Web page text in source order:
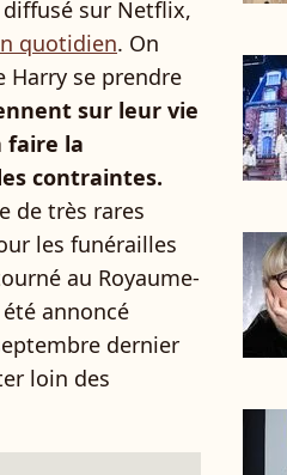
sur Netflix,
quotidien. On
Harry se prendre
sur leur vie
faire la
contraintes.
de très rares
les funérailles
au Royaume-
annoncé
dernier
loin des